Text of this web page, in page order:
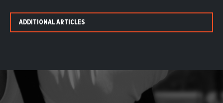
ADDITIONAL ARTICLES